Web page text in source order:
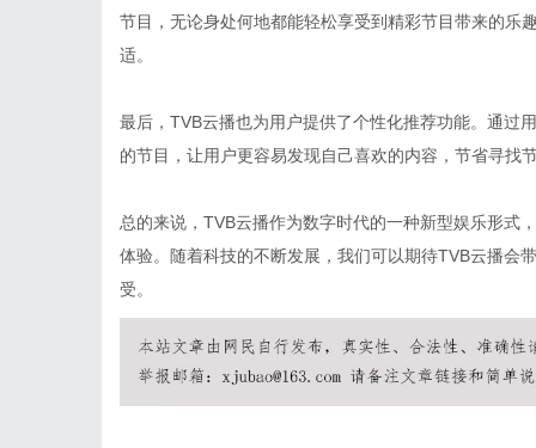
节目，无论身处何地都能轻松享受到精彩节目带来的乐
适。
最后，TVB云播也为用户提供了个性化推荐功能。通过
的节目，让用户更容易发现自己喜欢的内容，节省寻找
总的来说，TVB云播作为数字时代的一种新型娱乐形式
体验。随着科技的不断发展，我们可以期待TVB云播会
受。